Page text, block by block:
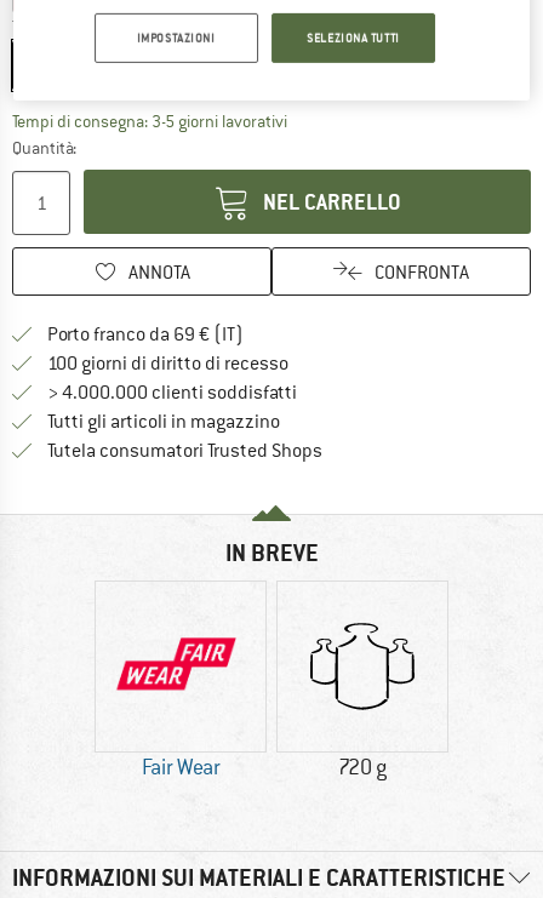
Taglia:
Tempi di consegna: 3-5 giorni lavorativiIl link si apre in una casella
Quantità:
NEL CARRELLO
ANNOTA CONFRONTA
Porto franco da 69 € (IT)
100 giorni di diritto di recessoVai alla politica di recesso qui
> 4.000.000 clienti soddisfatti
Tutti gli articoli in magazzino
Tutela consumatori Trusted Shops
IN BREVE
Fair Wear 720 g
INFORMAZIONI SUI MATERIALI E CARATTERISTICHE
IMPOSTAZIONI SELEZIONA TUTTI